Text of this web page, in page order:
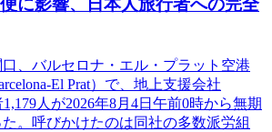
、バルセロナ・エル・プラット空港
El Prat）で、地上支援会社
人が2026年8月4日午前0時から無期
。呼びかけたのは同社の多数派労組